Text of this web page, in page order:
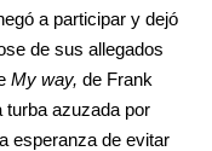
a participar y dejó
de sus allegados
My way, de Frank
turba azuzada por
esperanza de evitar